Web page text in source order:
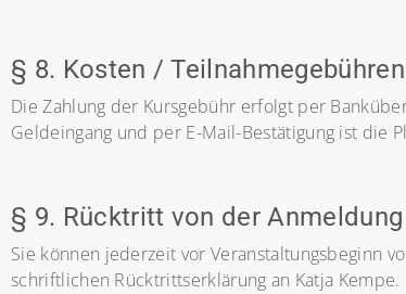
§ 8. Kosten /
Die Zahlung der Kursgebühr erfolgt per
Geldeingang und per E-Mail-Bestätigung ist die
§ 9. Rücktritt von der
Sie können jederzeit vor Veranstaltungsbeginn
schriftlichen Rücktrittserklärung an Katja Kempe.